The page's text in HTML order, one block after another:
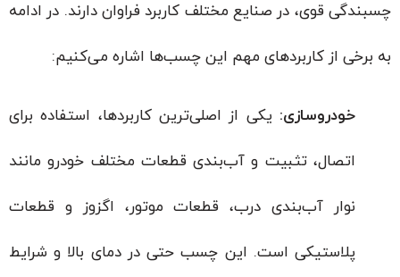
چسبندگی قوی، در صنایع مختلف کاربرد فراوان دارند. در ادامه
به برخی از کاربردهای مهم این چسب‌ها اشاره می‌کنیم:
خودروسازی:یکی از اصلی‌ترین کاربردها، استفاده برای
اتصال، تثبیت و آب‌بندی قطعات مختلف خودرو مانند
نوار آب‌بندی درب، قطعات موتور، اگزوز و قطعات
پلاستیکی است. این چسب حتی در دمای بالا و شرایط